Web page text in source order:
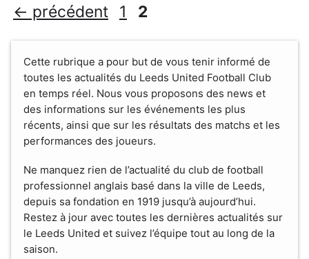
← précédent Page
1 Page
2
Cette rubrique a pour but de vous tenir informé de
toutes les actualités du Leeds United Football Club
en temps réel. Nous vous proposons des news et
des informations sur les événements les plus
récents, ainsi que sur les résultats des matchs et les
performances des joueurs.
Ne manquez rien de l’actualité du club de football
professionnel anglais basé dans la ville de Leeds,
depuis sa fondation en 1919 jusqu’à aujourd’hui.
Restez à jour avec toutes les dernières actualités sur
le Leeds United et suivez l’équipe tout au long de la
saison.